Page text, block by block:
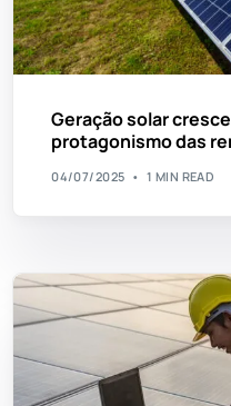
Geração solar
protagonismo das
04/07/2025 1 MIN READ